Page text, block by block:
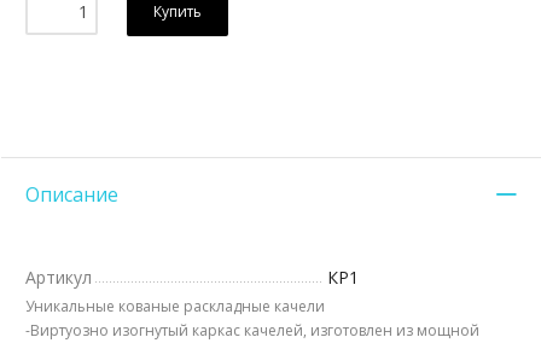
Купить
Описание
Артикул КР1
Уникальные кованые раскладные качели
-Виртуозно изогнутый каркас качелей, изготовлен из мощной